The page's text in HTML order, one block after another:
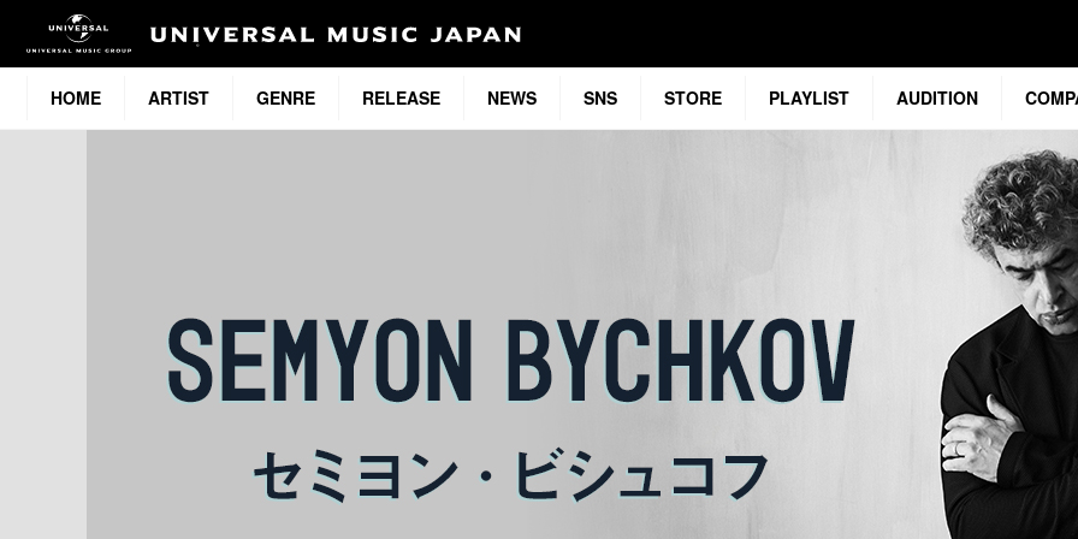
HOME ARTIST GENRE RELEASE NEWS SNS STORE PLAYLIST AUDITION